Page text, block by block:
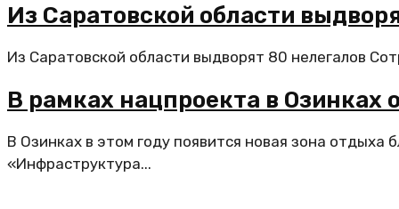
Из Саратовской области
Из Саратовской области выдворят 80 нелегалов
В рамках нацпроекта в Озинках
В Озинках в этом году появится новая зона
«Инфраструктура...